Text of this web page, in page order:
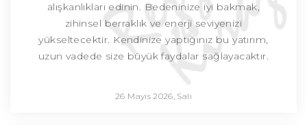
alışkanlıkları edinin. Bedeninize iyi bakmak,
zihinsel berraklık ve enerji seviyenizi
yükseltecektir. Kendinize yaptığınız bu yatırım,
uzun vadede size büyük faydalar sağlayacaktır.
26 Mayıs 2026, Salı